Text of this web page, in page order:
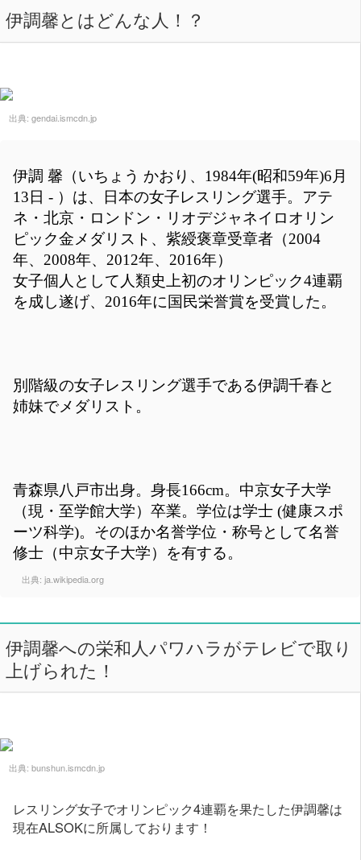
伊調馨とはどんな人！？
出典: gendai.ismcdn.jp
伊調 馨（いちょう かおり、1984年(昭和59年)6月
13日 - ）は、日本の女子レスリング選手。アテ
ネ・北京・ロンドン・リオデジャネイロオリン
ピック金メダリスト、紫綬褒章受章者（2004
年、2008年、2012年、2016年）
女子個人として人類史上初のオリンピック4連覇
を成し遂げ、2016年に国民栄誉賞を受賞した。
別階級の女子レスリング選手である伊調千春と
姉妹でメダリスト。
青森県八戸市出身。身長166cm。中京女子大学
（現・至学館大学）卒業。学位は学士 (健康スポ
ーツ科学)。そのほか名誉学位・称号として名誉
修士（中京女子大学）を有する。
出典: ja.wikipedia.org
伊調馨への栄和人パワハラがテレビで取り
上げられた！
出典: bunshun.ismcdn.jp
レスリング女子でオリンピック4連覇を果たした伊調馨は
現在ALSOKに所属しております！